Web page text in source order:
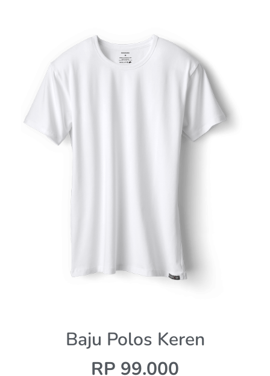
Baju Polos Keren
RP 99.000